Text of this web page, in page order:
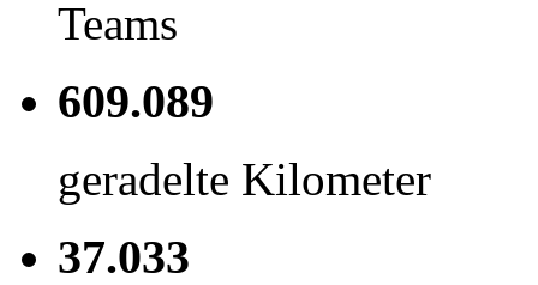
Teams
609.089
geradelte Kilometer
37.033